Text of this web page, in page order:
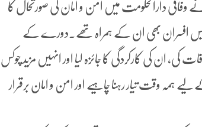
نے وفاقی دارالحکومت میں امن و امان کی صورتحال کا
پولیس افسران بھی ان کے ہمراہ تھے۔دورے کے
کی، ان کی کارکردگی کا جائزہ لیا اور انہیں مزید چوکس
ہمہ وقت تیار رہنا چاہیے اور امن و امان برقرار